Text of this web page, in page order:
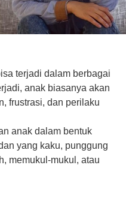
terjadi dalam berbagai
anak biasanya akan
frustrasi, dan perilaku
anak dalam bentuk
yang kaku, punggung
memukul-mukul, atau